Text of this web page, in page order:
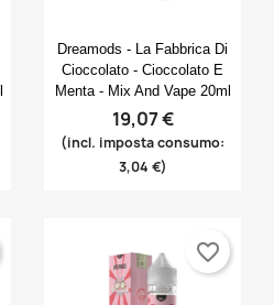
Anteprima
Dreamods - La Fabbrica Di
Cioccolato - Cioccolato E
Menta - Mix And Vape 20ml
19,07 €
(incl. imposta consumo:
3,04 €)
favorite_border